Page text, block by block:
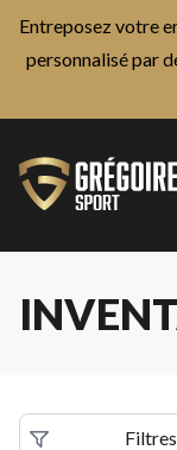
Entreposez votre
personnalisé par
Filtres